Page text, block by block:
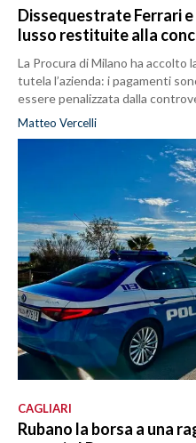
Dissequestrate Ferrari
lusso restituite alla
La Procura di Milano ha accolto
tutela l’azienda: i pagamenti
essere penalizzata dalla
Matteo Vercelli
CAGLIARI
Rubano la borsa a una